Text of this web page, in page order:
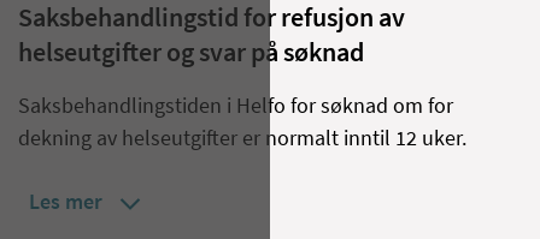
Saksbehandlingstid for refusjon av
helseutgifter og svar på søknad
Saksbehandlingstiden i Helfo for søknad om for
dekning av helseutgifter er normalt inntil 12 uker.
Les mer